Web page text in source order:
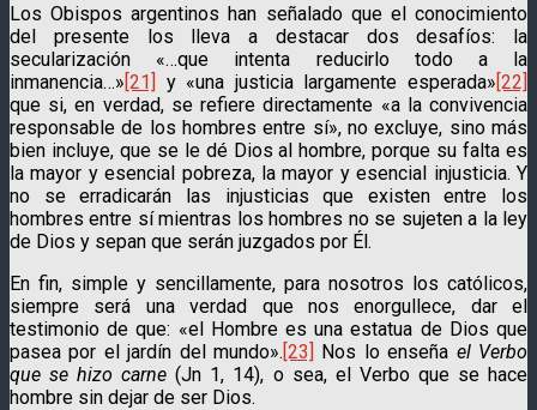
Los Obispos argentinos han señalado que el conocimiento
del presente los lleva a destacar dos desafíos: la
secularización «…que intenta reducirlo todo a la
inmanencia…»[21] y «una justicia largamente esperada»[22]
que si, en verdad, se refiere directamente «a la convivencia
responsable de los hombres entre sí», no excluye, sino más
bien incluye, que se le dé Dios al hombre, porque su falta es
la mayor y esencial pobreza, la mayor y esencial injusticia. Y
no se erradica­rán las injusticias que existen entre los
hombres entre sí mientras los hombres no se sujeten a la ley
de Dios y sepan que serán juzgados por Él.
En fin, simple y sencillamente, para nosotros los católicos,
siempre será una verdad que nos enorgullece, dar el
testimonio de que: «el Hombre es una estatua de Dios que
pasea por el jardín del mundo».[23] Nos lo enseña el Verbo
que se hizo carne (Jn 1, 14), o sea, el Verbo que se hace
hombre sin dejar de ser Dios.